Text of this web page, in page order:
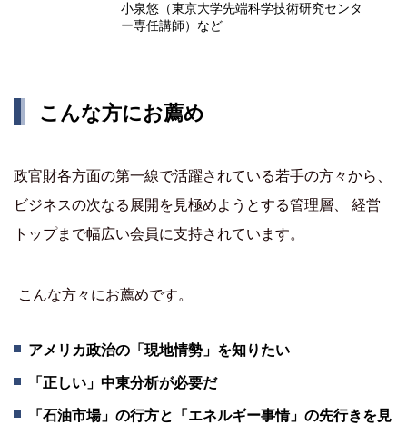
小泉悠（東京大学先端科学技術研究センタ
ー専任講師）など
こんな方にお薦め
政官財各方面の第一線で活躍されている若手の方々から、
ビジネスの次なる展開を見極めようとする管理層、 経営
トップまで幅広い会員に支持されています。
こんな方々にお薦めです。
アメリカ政治の「現地情勢」を知りたい
「正しい」中東分析が必要だ
「石油市場」の行方と「エネルギー事情」の先行きを見